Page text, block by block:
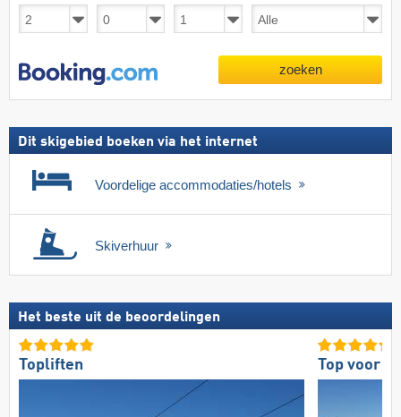
zoeken
Dit skigebied boeken via het internet
Voordelige accommodaties/hotels
Skiverhuur
Het beste uit de beoordelingen
Topliften Top voor